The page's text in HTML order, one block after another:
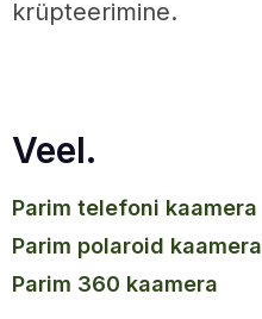
krüpteerimine.
Veel.
parim telefoni kaamera
parim polaroid kaamera
parim 360 kaamera